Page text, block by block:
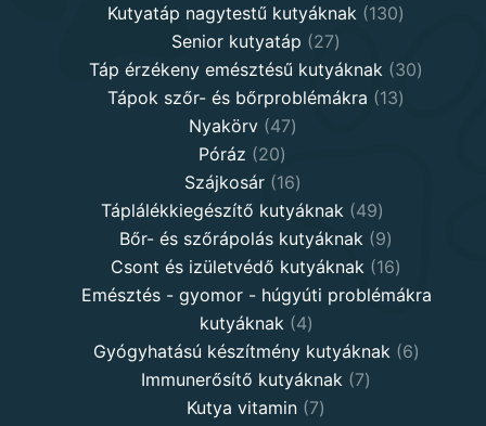
products
Kutyatáp nagytestű kutyáknak 130130
Senior kutyatáp 2727
products
Táp érzékeny emésztésű kutyáknak 3030
Tápok szőr- és bőrproblémákra 1313
Nyakörv 4747
Póráz 2020
products
Szájkosár 1616
products
Táplálékkiegészítő kutyáknak 4949
products
Bőr- és szőrápolás kutyáknak 99
products
Csont és izületvédő kutyáknak 1616
products
Emésztés - gyomor - húgyúti problémákra
kutyáknak
44
products
Gyógyhatású készítmény kutyáknak 66
Immunerősítő kutyáknak 77
Kutya vitamin 77